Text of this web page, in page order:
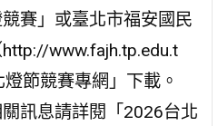
賽」或臺北市福安國民
www.fajh.tp.edu.t
節競賽專網」下載。
訊息請詳閱「2026台北